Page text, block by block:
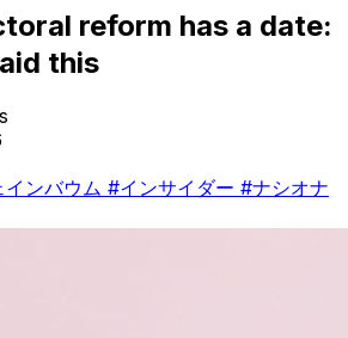
reform has a date:
this
ンバウム #インサイダー #ナシオナ